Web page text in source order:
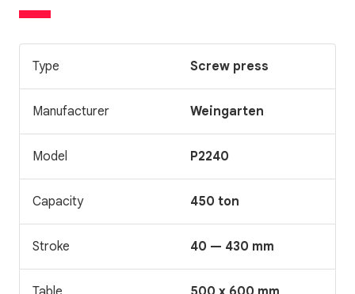
Type Screw press
Manufacturer Weingarten
Model P2240
Capacity 450 ton
Stroke 40 — 430 mm